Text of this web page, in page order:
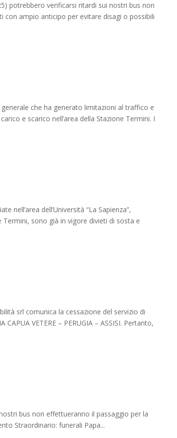
potrebbero verificarsi ritardi sui nostri bus non
con ampio anticipo per evitare disagi o possibili
che ha generato limitazioni al traffico e
e scarico nell’area della Stazione Termini. I
nell’area dell’Università “La Sapienza”,
Termini, sono già in vigore divieti di sosta e
srl comunica la cessazione del servizio di
VETERE – PERUGIA – ASSISI. Pertanto,
bus non effettueranno il passaggio per la
Straordinario: funerali Papa...